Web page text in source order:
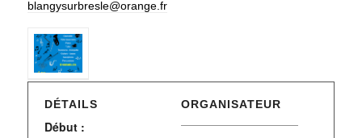
blangysurbresle@orange.fr
DÉTAILS
Début :
ORGANISATEUR